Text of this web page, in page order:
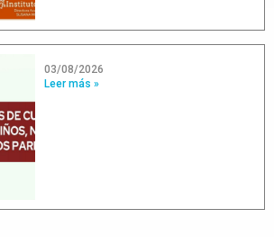
03/08/2026
Leer más »